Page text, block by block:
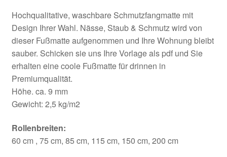
Hochqualitative, waschbare Schmutzfangmatte mit
Design Ihrer Wahl. Nässe, Staub & Schmutz wird von
dieser Fußmatte aufgenommen und Ihre Wohnung bleibt
sauber. Schicken sie uns Ihre Vorlage als pdf und Sie
erhalten eine coole Fußmatte für drinnen in
Premiumqualität.
Höhe. ca. 9 mm
Gewicht: 2,5 kg/m2
Rollenbreiten:
60 cm , 75 cm, 85 cm, 115 cm, 150 cm, 200 cm